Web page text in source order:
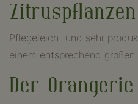
Pflegeleicht und sehr
einem entsprechend
Der